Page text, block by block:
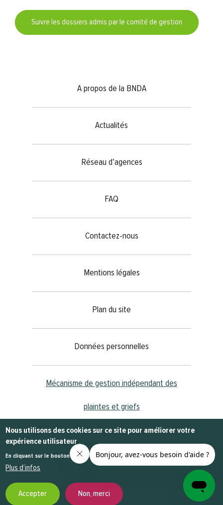
Suivre les dossiers admis par le comité de gestion
A propos de la BNDA
Actualités
Réseau d’agences
FAQ
Contactez-nous
Mentions légales
Plan du site
Données personnelles
Mécanisme de gestion indépendant des
plaintes et griefs
MEDIANET
Nous utilisons des cookies sur ce site pour améliorer votre
expérience utilisateur
En cliquant sur le bouton Accepter, vous acceptez que nous le fassions.
Plus d’infos
Accepter Non, merci